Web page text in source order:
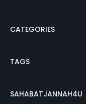
CATEGORIES
TAGS
SAHABATJANNAH4U